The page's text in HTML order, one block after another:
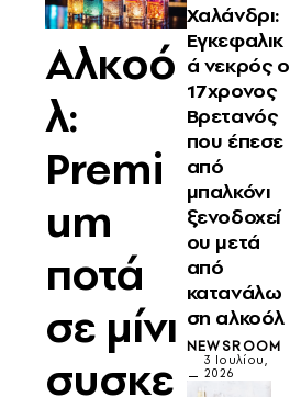
Αλκοό
λ:
Premi
um
ποτά
σε μίνι
συσκε
Χαλάνδρι:
Εγκεφαλικ
ά νεκρός ο
17χρονος
Βρετανός
που έπεσε
από
μπαλκόνι
ξενοδοχεί
ου μετά
από
κατανάλω
ση αλκοόλ
NEWSROOM
3 Ιουλίου,
2026